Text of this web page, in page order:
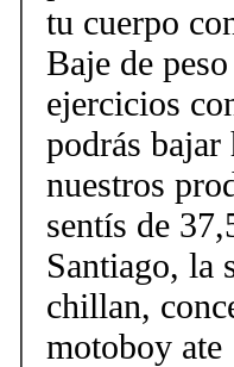
tu cuerpo
Baje de
ejercicios
podrás bajar
nuestros
sentís de
Santiago, la
chillan,
motoboy ate